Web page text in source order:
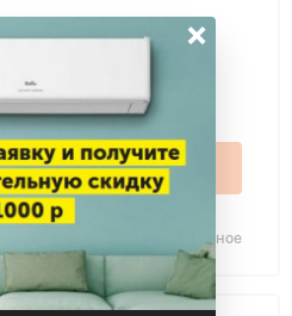
В корзину
В избранное
×